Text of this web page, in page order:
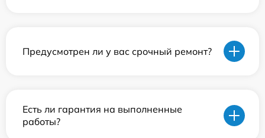
Предусмотрен ли у вас срочный ремонт?
Есть ли гарантия на выполненные
работы?